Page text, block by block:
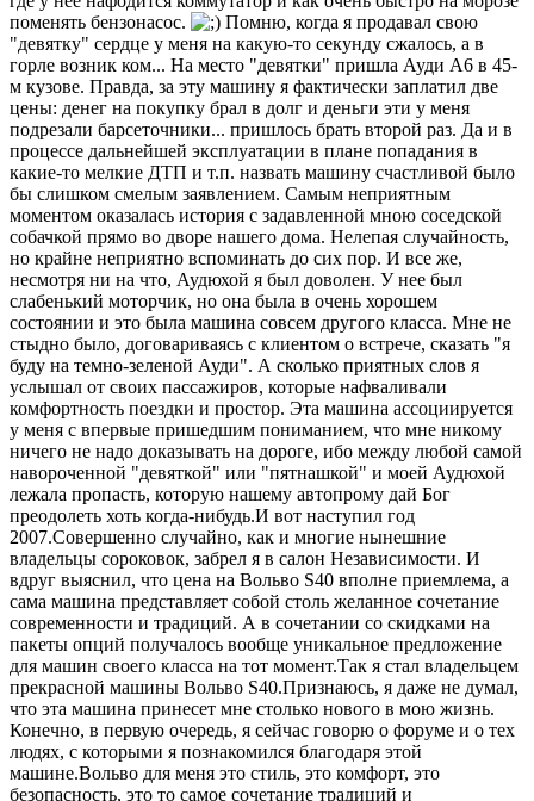
поменять бензонасос.
Помню, когда я продавал свою
"девятку" сердце у меня на какую-то секунду сжалось, а в
горле возник ком... На место "девятки" пришла Ауди А6 в 45-
м кузове. Правда, за эту машину я фактически заплатил две
цены: денег на покупку брал в долг и деньги эти у меня
подрезали барсеточники... пришлось брать второй раз. Да и в
процессе дальнейшей эксплуатации в плане попадания в
какие-то мелкие ДТП и т.п. назвать машину счастливой было
бы слишком смелым заявлением. Самым неприятным
моментом оказалась история с задавленной мною соседской
собачкой прямо во дворе нашего дома. Нелепая случайность,
но крайне неприятно вспоминать до сих пор. И все же,
несмотря ни на что, Аудюхой я был доволен. У нее был
слабенький моторчик, но она была в очень хорошем
состоянии и это была машина совсем другого класса. Мне не
стыдно было, договариваясь с клиентом о встрече, сказать "я
буду на темно-зеленой Ауди". А сколько приятных слов я
услышал от своих пассажиров, которые нафваливали
комфортность поездки и простор. Эта машина ассоциируется
у меня с впервые пришедшим пониманием, что мне никому
ничего не надо доказывать на дороге, ибо между любой самой
навороченной "девяткой" или "пятнашкой" и моей Аудюхой
лежала пропасть, которую нашему автопрому дай Бог
преодолеть хоть когда-нибудь.И вот наступил год
2007.Совершенно случайно, как и многие нынешние
владельцы сороковок, забрел я в салон Независимости. И
вдруг выяснил, что цена на Вольво S40 вполне приемлема, а
сама машина представляет собой столь желанное сочетание
современности и традиций. А в сочетании со скидками на
пакеты опций получалось вообще уникальное предложение
для машин своего класса на тот момент.Так я стал владельцем
прекрасной машины Вольво S40.Признаюсь, я даже не думал,
что эта машина принесет мне столько нового в мою жизнь.
Конечно, в первую очередь, я сейчас говорю о форуме и о тех
людях, с которыми я познакомился благодаря этой
машине.Вольво для меня это стиль, это комфорт, это
безопасность, это то самое сочетание традиций и